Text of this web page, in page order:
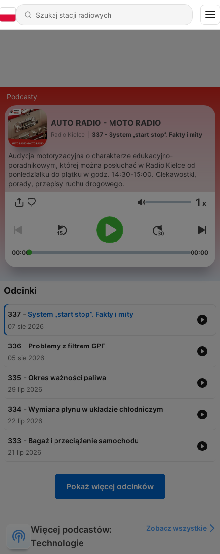
Podcasty
AUTO RADIO - MOTO RADIO
Radio Kielce 337 - System „start stop”. Fakty i mity
Audycja motoryzacyjna o charakterze edukacyjno-
poradnikowym, której można posłuchać w Radio Kielce od
poniedziałku do piątku w godz. 14:30-15:00. Ciekawostki,
porady, przepisy ruchu drogowego.
Głośność 1 x
00:00 00:00
Odcinki
337 - System „start stop”. Fakty i mity
07 sie 2026
336 - Problemy z filtrem GPF
05 sie 2026
335 - Okres ważności paliwa
29 lip 2026
334 - Wymiana płynu w układzie chłodniczym
22 lip 2026
333 - Bagaż i przeciążenie samochodu
21 lip 2026
Pokaż więcej odcinków
Więcej podcastów:
Technologie
Zobacz wszystkie